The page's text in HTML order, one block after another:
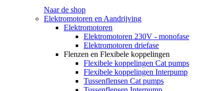
Naar de shop
Elektromotoren en Aandrijving
Elektromotoren
Elektromotoren 230V - monofase
Elektromotoren driefase
Flenzen en Flexibele koppelingen
Flexibele koppelingen Cat pumps
Flexibele koppelingen Interpump
Tussenflensen Cat pumps